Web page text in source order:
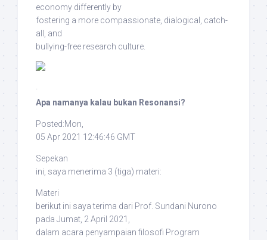
economy differently by
fostering a more compassionate, dialogical, catch-
all, and
bullying-free research culture.
·
Apa namanya kalau bukan Resonansi?
Posted:Mon,
05 Apr 2021 12:46:46 GMT
Sepekan
ini, saya menerima 3 (tiga) materi:
Materi
berikut ini saya terima dari Prof. Sundani Nurono
pada Jumat, 2 April 2021,
dalam acara penyampaian filosofi Program